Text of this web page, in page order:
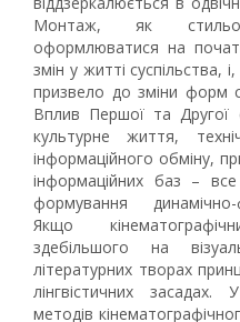
Монтаж, як
оформлюватися на
змін у житті суспільства,
призвело до зміни форм
Вплив Першої та Другої
культурне життя,
інформаційного обміну,
інформаційних баз –
формування
Якщо
здебільшого на
літературних творах
лінгвістичних
методів